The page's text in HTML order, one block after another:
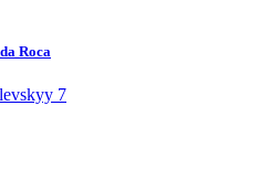
Roca
7